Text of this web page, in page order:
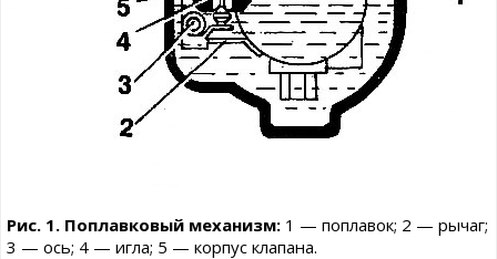
Рис. 1. Поплавковый механизм: 1 — поплавок; 2 — рычаг;
3 — ось; 4 — игла; 5 — корпус клапана.